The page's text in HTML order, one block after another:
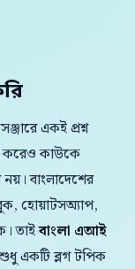
একই প্রশ্ন
করেও কাউকে
বাংলাদেশের
হোয়াটসঅ্যাপ,
তাইবাংলা এআই
একটি ব্লগ টপিক